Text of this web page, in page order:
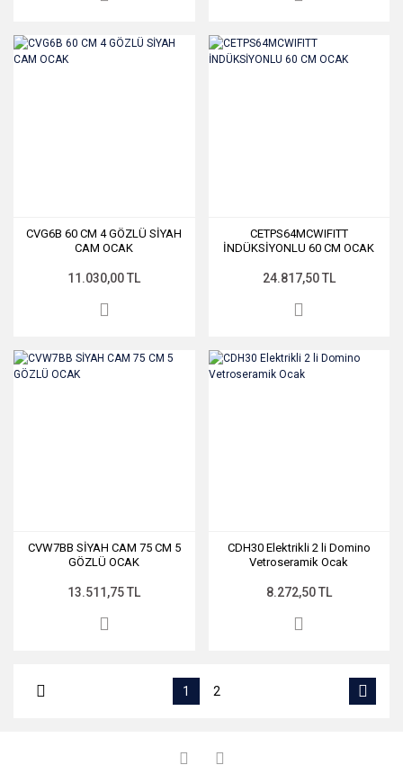
CVG6B 60 CM 4 GÖZLÜ SİYAH
CAM OCAK
11.030,00 TL
CETPS64MCWIFITT
İNDÜKSİYONLU 60 CM OCAK
24.817,50 TL
CVW7BB SİYAH CAM 75 CM 5
GÖZLÜ OCAK
13.511,75 TL
CDH30 Elektrikli 2 li Domino
Vetroseramik Ocak
8.272,50 TL
1 2